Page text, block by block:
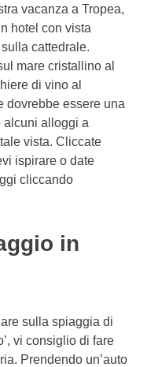
vacanza a Tropea,
hotel con vista
cattedrale.
mare cristallino al
di vino al
dovrebbe essere una
alcuni alloggi a
vista. Cliccate
ispirare o date
cliccando
in
sulla spiaggia di
vi consiglio di fare
Prendendo un’auto